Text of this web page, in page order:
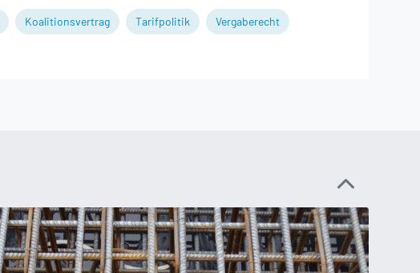
Koalitionsvertrag Tarifpolitik Vergaberecht